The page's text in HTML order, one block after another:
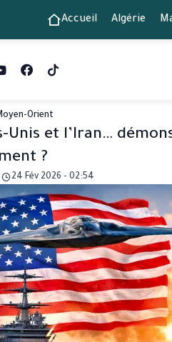
Accueil Algérie
Orient
Unis et l’Iran…
?
24 Fév 2026 - 02:54